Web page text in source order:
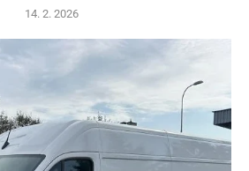
14. 2. 2026